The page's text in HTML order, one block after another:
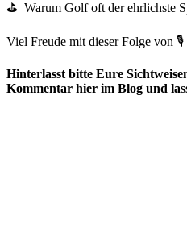
⛳ Warum Golf oft der ehrlichste
Viel Freude mit dieser Folge von 🎙️
Hinterlasst bitte Eure
Kommentar hier im Blog und